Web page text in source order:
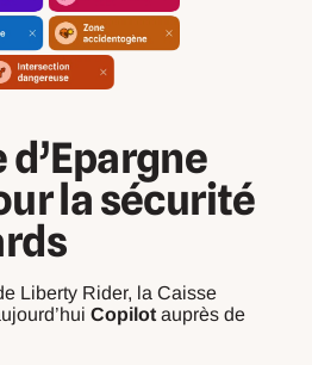
d’Epargne
la sécurité
Liberty Rider, la Caisse
Copilotauprès de